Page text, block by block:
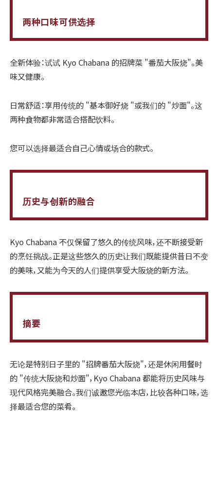
两种口味可供选择
全新体验：试试 Kyo Chabana 的招牌菜 "番茄大阪烧"。美
味又健康。
日常舒适：享用传统的 "基本御好烧 "或我们的 "炒面"。这
两种食物都非常适合搭配饮料。
您可以选择最适合自己心情或场合的款式。
历史与创新的融合
Kyo Chabana 不仅保留了悠久的传统风味，还不断接受新
的烹饪挑战。正是这些悠久的历史让我们既能提供昔日不变
的美味，又能为今天的人们提供享受大阪烧的新方法。
摘要
无论是特别日子里的 "招牌番茄大阪烧"，还是休闲用餐时
的 "传统大阪烧和炒面"，Kyo Chabana 都能将历史风味与
现代风格完美融合。我们诚邀您光临本店，比较各种口味，选
择最适合您的菜肴。